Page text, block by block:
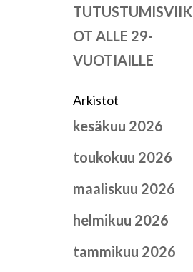
TUTUSTUMISVIIK
OT ALLE 29-
VUOTIAILLE
Arkistot
kesäkuu 2026
toukokuu 2026
maaliskuu 2026
helmikuu 2026
tammikuu 2026